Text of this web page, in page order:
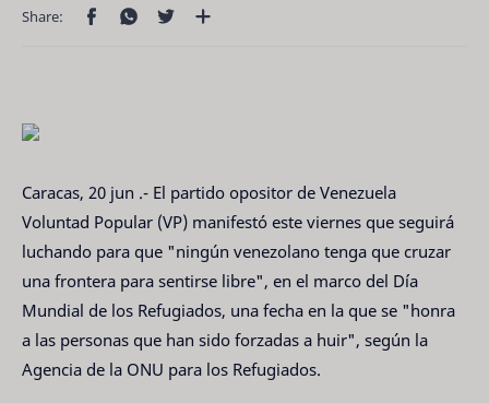
Caracas, 20 jun .- El partido opositor de Venezuela
Voluntad Popular (VP) manifestó este viernes que seguirá
luchando para que "ningún venezolano tenga que cruzar
una frontera para sentirse libre", en el marco del Día
Mundial de los Refugiados, una fecha en la que se "honra
a las personas que han sido forzadas a huir", según la
Agencia de la ONU para los Refugiados.